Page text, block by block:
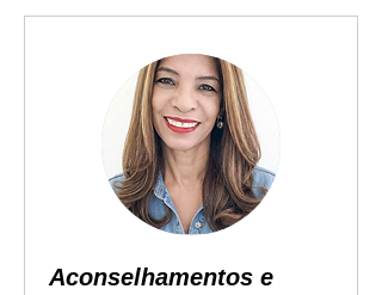
Aconselhamentos e